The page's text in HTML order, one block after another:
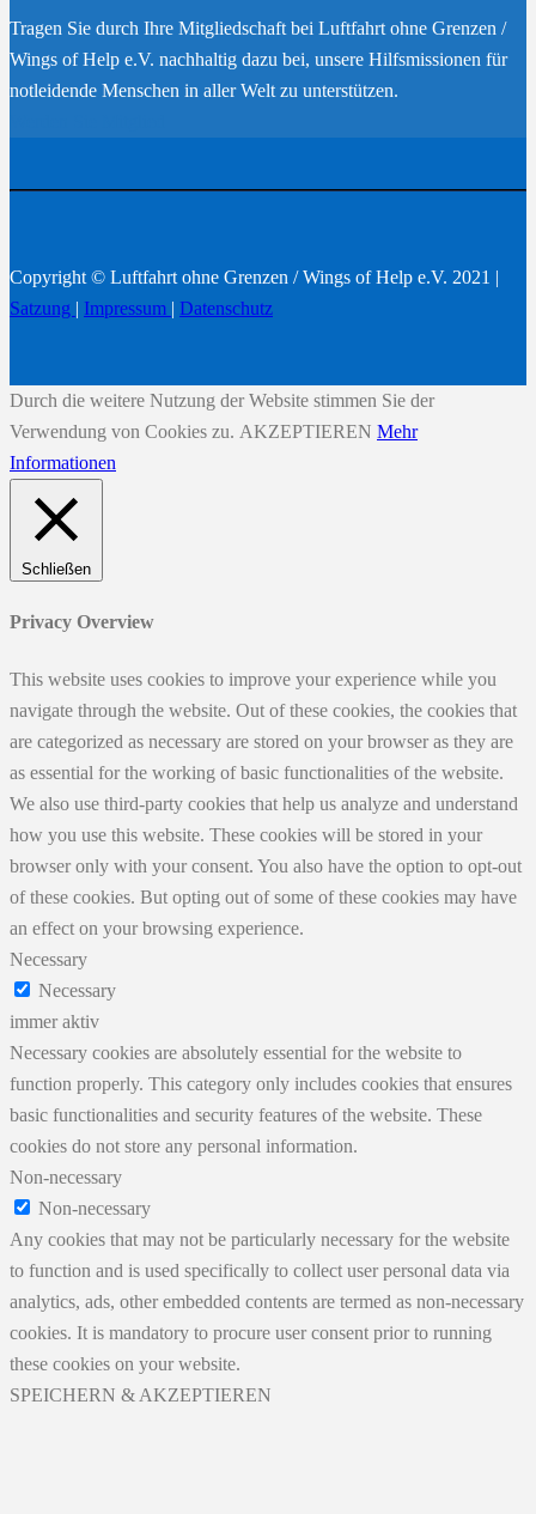
Tragen Sie durch Ihre Mitgliedschaft bei Luftfahrt ohne Grenzen /
Wings of Help e.V. nachhaltig dazu bei, unsere Hilfsmissionen für
notleidende Menschen in aller Welt zu unterstützen.
Copyright © Luftfahrt ohne Grenzen / Wings of Help e.V. 2021 |
Satzung | Impressum | Datenschutz
Durch die weitere Nutzung der Website stimmen Sie der
Verwendung von Cookies zu. AKZEPTIEREN Mehr
Informationen
Schließen
Privacy Overview
This website uses cookies to improve your experience while you
navigate through the website. Out of these cookies, the cookies that
are categorized as necessary are stored on your browser as they are
as essential for the working of basic functionalities of the website.
We also use third-party cookies that help us analyze and understand
how you use this website. These cookies will be stored in your
browser only with your consent. You also have the option to opt-out
of these cookies. But opting out of some of these cookies may have
an effect on your browsing experience.
Necessary
Necessary
immer aktiv
Necessary cookies are absolutely essential for the website to
function properly. This category only includes cookies that ensures
basic functionalities and security features of the website. These
cookies do not store any personal information.
Non-necessary
Non-necessary
Any cookies that may not be particularly necessary for the website
to function and is used specifically to collect user personal data via
analytics, ads, other embedded contents are termed as non-necessary
cookies. It is mandatory to procure user consent prior to running
these cookies on your website.
SPEICHERN & AKZEPTIEREN